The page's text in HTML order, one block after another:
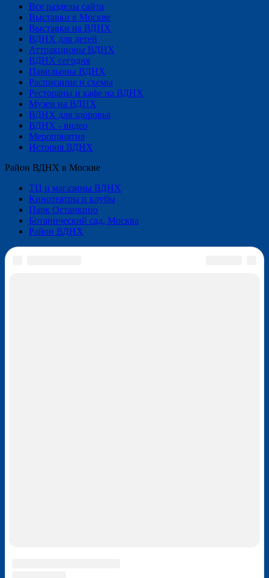
Все разделы сайта
Выставки в Москве
Выставки на ВДНХ
ВДНХ для детей
Аттракционы ВДНХ
ВДНХ сегодня
Павильоны ВДНХ
Расписание и схемы
Рестораны и кафе на ВДНХ
Музеи на ВДНХ
ВДНХ для здоровья
ВДНХ - видео
Мероприятия
История ВДНХ
Район ВДНХ в Москве
ТЦ и магазины ВДНХ
Кинотеатры и клубы
Парк Останкино
Ботанический сад, Москва
Район ВДНХ